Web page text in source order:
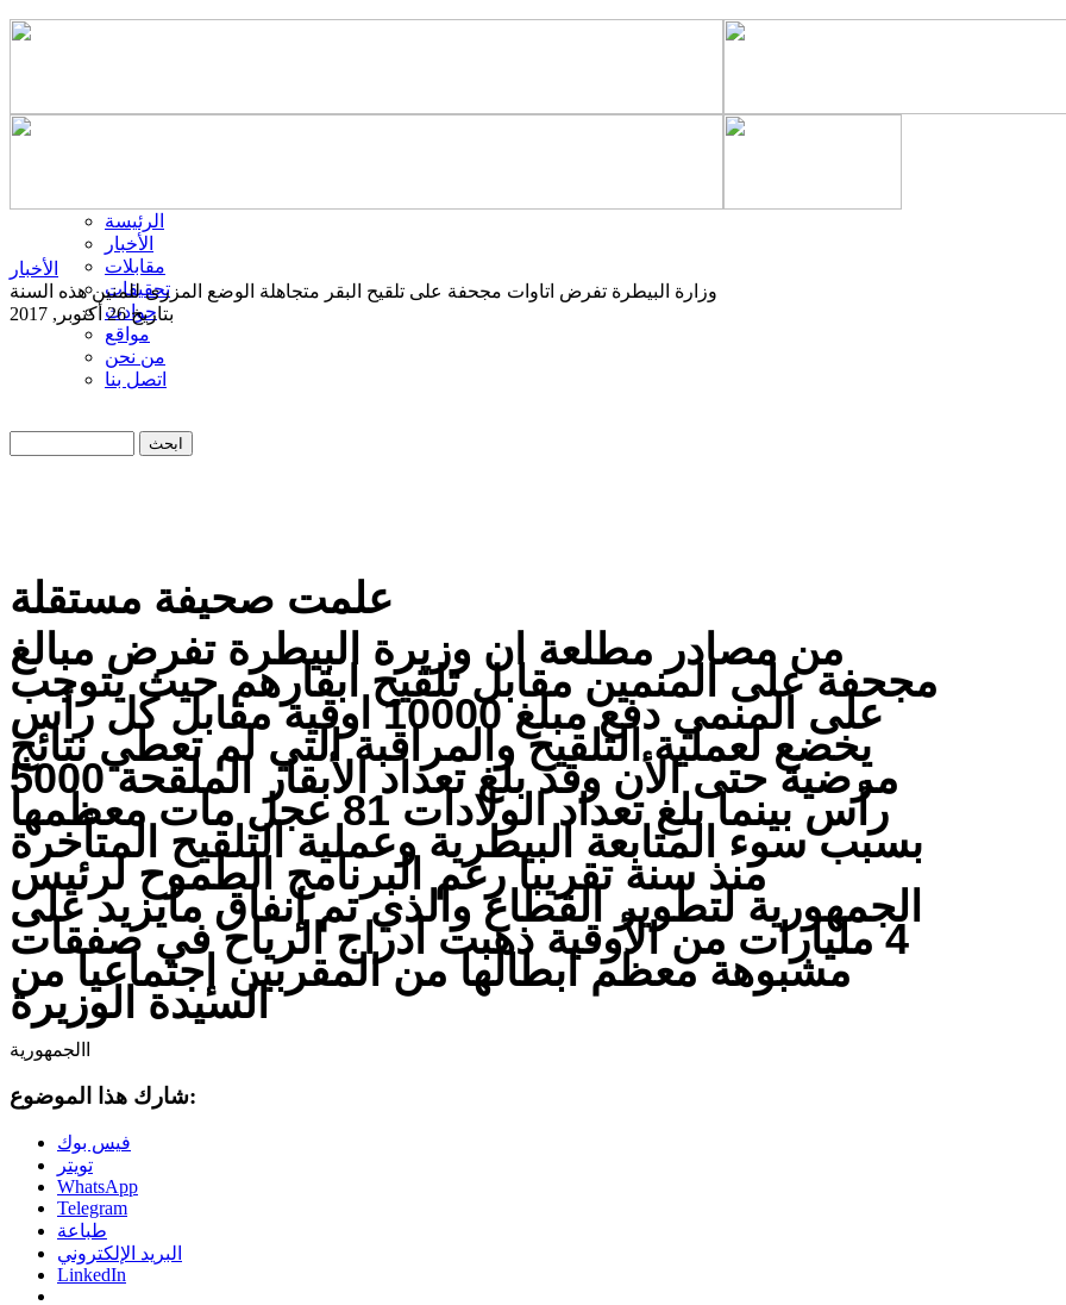
الرئيسة
الأخبار
مقابلات
تحقيقات
حوادث
مواقع
من نحن
اتصل بنا
الأخبار
وزارة البيطرة تفرض اتاوات مجحفة على تلقيح البقر متجاهلة الوضع المزرى للمنين هذه السنة
بتاريخ 26 أكتوبر, 2017
من مصادر مطلعة ان وزيرة البيطرة تفرض مبالغ
مجحفة على المنمين مقابل تلقيح ابقارهم حيث يتوجب
على المنمي دفع مبلغ 10000 اوقية مقابل كل رأس
يخضع لعملية التلقيح والمراقبة التي لم تعطي نتائج
مرضية حتى الأن وقد بلغ تعداد الأبقار الملقحة 5000
رأس بينما بلغ تعداد الولادات 81 عجل مات معظمها
بسبب سوء المتابعة البيطرية وعملية التلقيح المتأخرة
منذ سنة تقريبا رغم البرنامج الطموح لرئيس
الجمهورية لتطوير القطاع والذي تم إنفاق مايزيد على
4 مليارات من الأوقية ذهبت ادراج الرياح في صفقات
مشبوهة معظم ابطالها من المقربين إجتماعيا من
السيدة الوزيرة
االجمهورية
شارك هذا الموضوع:
فيس بوك
تويتر
WhatsApp
Telegram
طباعة
البريد الإلكتروني
LinkedIn